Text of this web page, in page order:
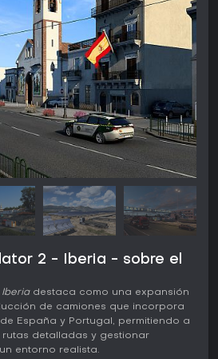
2 - Iberia - sobre el
Iberiadestaca como una expansión
de camiones que incorpora
España y Portugal, permitiendo a
detalladas y gestionar
entorno realista.